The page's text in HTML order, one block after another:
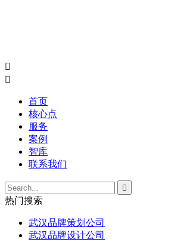


首页
核心点
服务
案例
智库
联系我们

热门搜索
武汉品牌策划公司
武汉品牌设计公司